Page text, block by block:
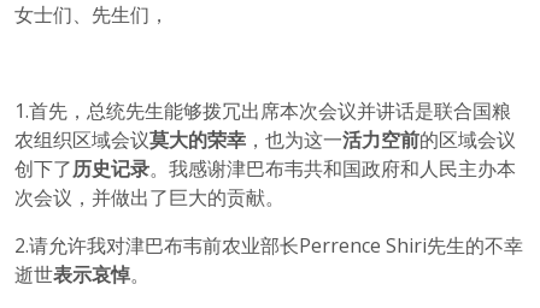
女士们、先生们，
1.首先，总统先生能够拨冗出席本次会议并讲话是联合国粮
农组织区域会议莫大的荣幸 ，也为这一活力空前的区域会议
创下了历史记录。我感谢津巴布韦共和国政府和人民主办本
次会议，并做出了巨大的贡献。
2.请允许我对津巴布韦前农业部长Perrence Shiri先生的不幸
逝世表示哀悼。